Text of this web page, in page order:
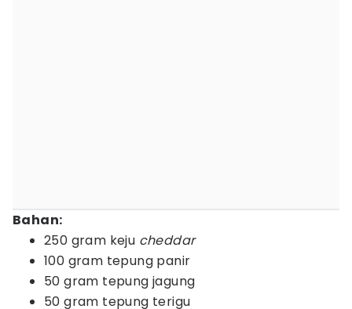
Bahan:
250 gram keju cheddar
100 gram tepung panir
50 gram tepung jagung
50 gram tepung terigu